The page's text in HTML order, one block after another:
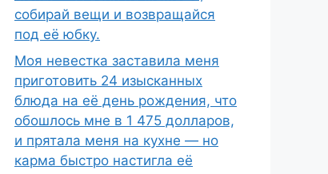
собирай вещи и возвращайся
под её юбку.
Моя невестка заставила меня
приготовить 24 изысканных
блюда на её день рождения, что
обошлось мне в 1 475 долларов,
и прятала меня на кухне — но
карма быстро настигла её